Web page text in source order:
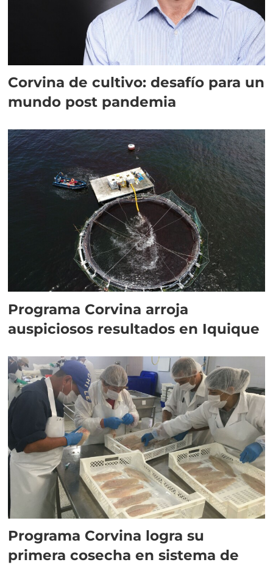
Corvina de cultivo: desafío para un
mundo post pandemia
Programa Corvina arroja
auspiciosos resultados en Iquique
Programa Corvina logra su
primera cosecha en sistema de